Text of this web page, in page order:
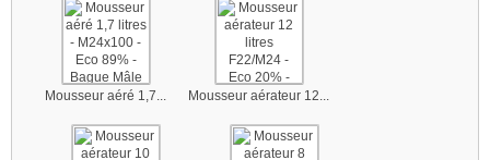
Mousseur aéré 1,7... Mousseur aérateur 12...